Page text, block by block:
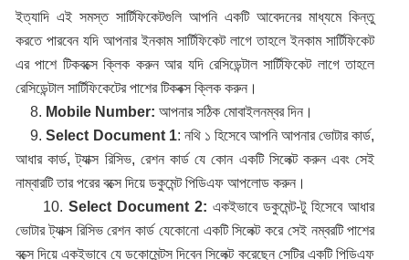
ইত্যাদি এই সমস্ত সার্টিফিকেটগুলি আপনি একটি আবেদনের মাধ্যমে কিন্তু
করতে পারবেন যদি আপনার ইনকাম সার্টিফিকেট লাগে তাহলে ইনকাম সার্টিফিকেট
এর পাশে টিকবক্সে ক্লিক করুন আর যদি রেসিডেন্টাল সার্টিফিকেট লাগে তাহলে
রেসিডেন্টাল সার্টিফিকেটের পাশের টিকবক্স ক্লিক করুন।
8. Mobile Number: আপনার সঠিক মোবাইলনম্বর দিন।
9.Select Document 1: নথি ১ হিসেবে আপনি আপনার ভোটার কার্ড,
আধার কার্ড, ট্যাক্স রিসিভ, রেশন কার্ড যে কোন একটি সিলেক্ট করুন এবং সেই
নাম্বারটি তার পরের বক্সে দিয়ে ডকুমেন্ট পিডিএফ আপলোড করুন।
10.Select Document 2:একইভাবে ডকুমেন্ট-টু হিসেবে আধার
ভোটার ট্যাক্স রিসিভ রেশন কার্ড যেকোনো একটি সিলেক্ট করে সেই নম্বরটি পাশের
বক্সে দিয়ে একইভাবে যে ডকোমেন্টস দিবেন সিলেক্ট করেছেন সেটির একটি পিডিএফ